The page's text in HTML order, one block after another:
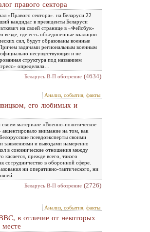
правого сектора
«Правого сектора». на Беларуси 22
кандидат в президенты Беларуси
на своей странице в «Фейсбук»
везде, где есть объединенные коалиции
сил, будут образованы военные
задачами региональным военным
несуществующая и не
структура под названием
определила…
Беларусь В-П обозрение (4634)
Анализ, события, факты
его любимых и
материале «Военно-политическое
акцентировало внимание на том, как
псевдоэксперты своими
заявлениями и выводами намеренно
в союзнические отношения между
прежде всего, такого
сотрудничество в оборонной сфере.
ни оперативно-тактического, ни
Беларусь В-П обозрение (2726)
Анализ, события, факты
в отличие от некоторых
месте